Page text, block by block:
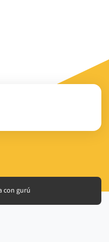
con gurú